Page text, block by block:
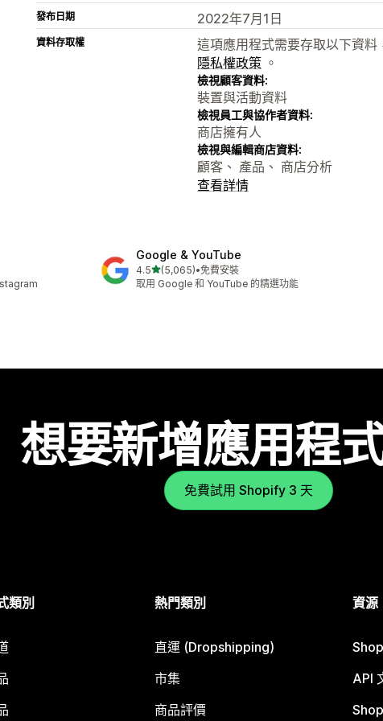
發布日期 2022年7月1日
資料存取權
這項應用程式需要存取以下資
隱私權政策 。
檢視顧客資料:
裝置與活動資料
檢視員工與協作者資料:
商店擁有人
檢視與編輯商店資料:
顧客、 產品、 商店分析
查看詳情
Google & YouTube
4.5滿分 5 顆星
(5,065)
共有 5065 則評價
•免費安裝
取用 Google 和 YouTube 的精選功能
想要新增應用程
免費試用 Shopify 3 天
類別 熱門類別
直運 (Dropshipping)
市集
商品評價
資源
API